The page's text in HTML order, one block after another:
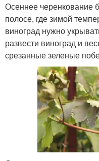
Осеннее черенкование
полосе, где зимой
виноград нужно
развести виноград и
срезанные зеленые